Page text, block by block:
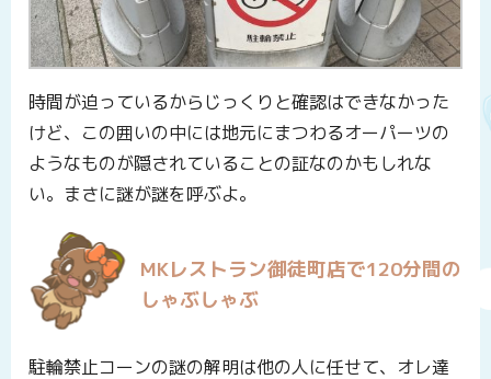
時間が迫っているからじっくりと確認はできなかった
けど、この囲いの中には地元にまつわるオーパーツの
ようなものが隠されていることの証なのかもしれな
い。まさに謎が謎を呼ぶよ。
MKレストラン御徒町店で120分間の
しゃぶしゃぶ
駐輪禁止コーンの謎の解明は他の人に任せて、オレ達